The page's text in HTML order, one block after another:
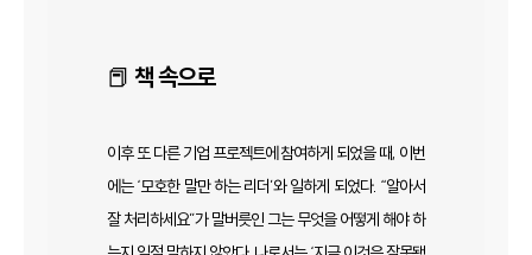
📕 책 속으로
이후 또 다른 기업 프로젝트에 참여하게 되었을 때, 이번
에는 ‘모호한 말만 하는 리더’와 일하게 되었다. “알아서
잘 처리하세요”가 말버릇인 그는 무엇을 어떻게 해야 하